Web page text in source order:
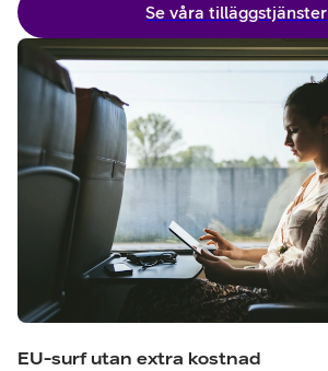
Se våra tilläggstjänster
EU-surf utan extra kostnad